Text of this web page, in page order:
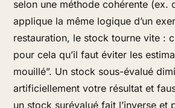
selon une méthode cohérente (ex.
applique la même logique d’un
restauration, le stock tourne vite :
pour cela qu’il faut éviter les
mouillé”. Un stock sous-évalué
artificiellement votre résultat et
un stock surévalué fait l’inverse et